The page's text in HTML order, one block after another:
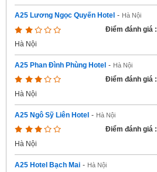
A25 Lương Ngọc Quyến Hotel - Hà Nội
Điểm đánh giá :
Hà Nội
A25 Phan Đình Phùng Hotel - Hà Nội
Điểm đánh giá :
Hà Nội
A25 Ngô Sỹ Liên Hotel - Hà Nội
Điểm đánh giá :
Hà Nội
A25 Hotel Bạch Mai - Hà Nội